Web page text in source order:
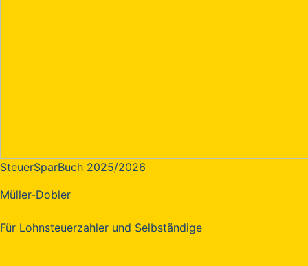
SteuerSparBuch 2025/2026
Müller-Dobler
Für Lohnsteuerzahler und Selbständige